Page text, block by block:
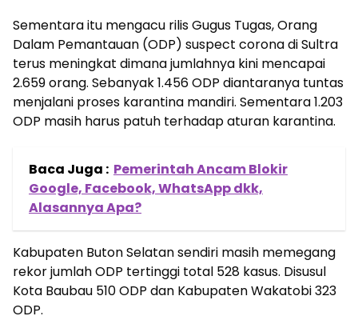
Sementara itu mengacu rilis Gugus Tugas, Orang
Dalam Pemantauan (ODP) suspect corona di Sultra
terus meningkat dimana jumlahnya kini mencapai
2.659 orang. Sebanyak 1.456 ODP diantaranya tuntas
menjalani proses karantina mandiri. Sementara 1.203
ODP masih harus patuh terhadap aturan karantina.
Baca Juga : Pemerintah Ancam Blokir
Google, Facebook, WhatsApp dkk,
Alasannya Apa?
Kabupaten Buton Selatan sendiri masih memegang
rekor jumlah ODP tertinggi total 528 kasus. Disusul
Kota Baubau 510 ODP dan Kabupaten Wakatobi 323
ODP.